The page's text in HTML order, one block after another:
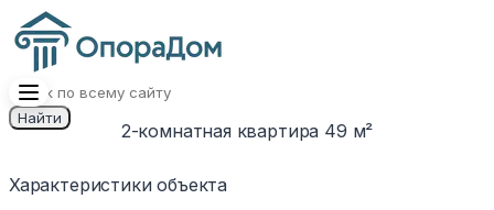
Найти
2-комнатная квартира 49 м²
недоступно
Характеристики объекта